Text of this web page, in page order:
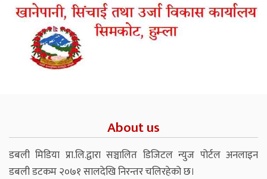
About us
डबली मिडिया प्रा.लि.द्वारा सञ्चालित डिजिटल न्युज पोर्टल अनलाइन
डबली डटकम २०७१ सालदेखि निरन्तर चलिरहेको छ।